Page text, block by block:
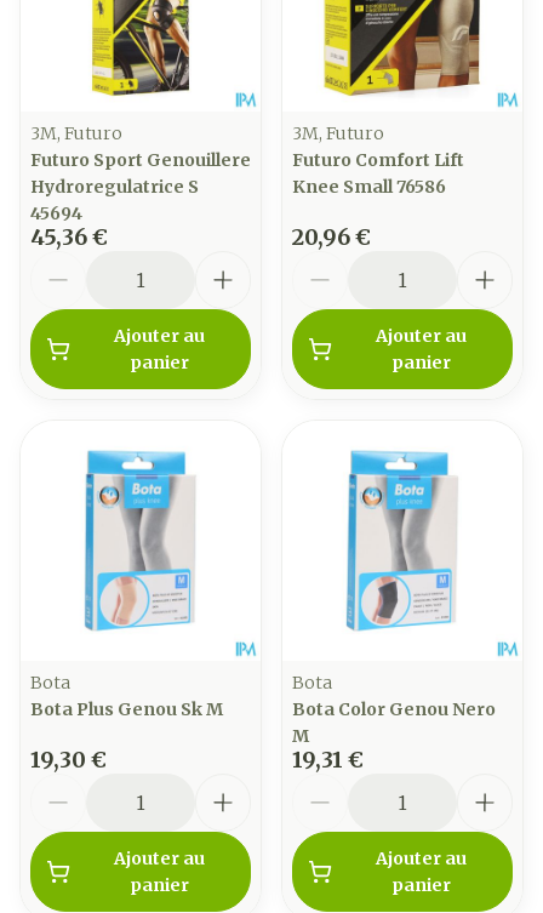
3M, Futuro
Futuro Sport Genouillere
Hydroregulatrice S
45694
45,36 €
Ajouter au
panier
3M, Futuro
Futuro Comfort Lift
Knee Small 76586
20,96 €
Ajouter au
panier
Bota
Bota Plus Genou Sk M
19,30 €
Ajouter au
panier
Bota
Bota Color Genou Nero
M
19,31 €
Ajouter au
panier